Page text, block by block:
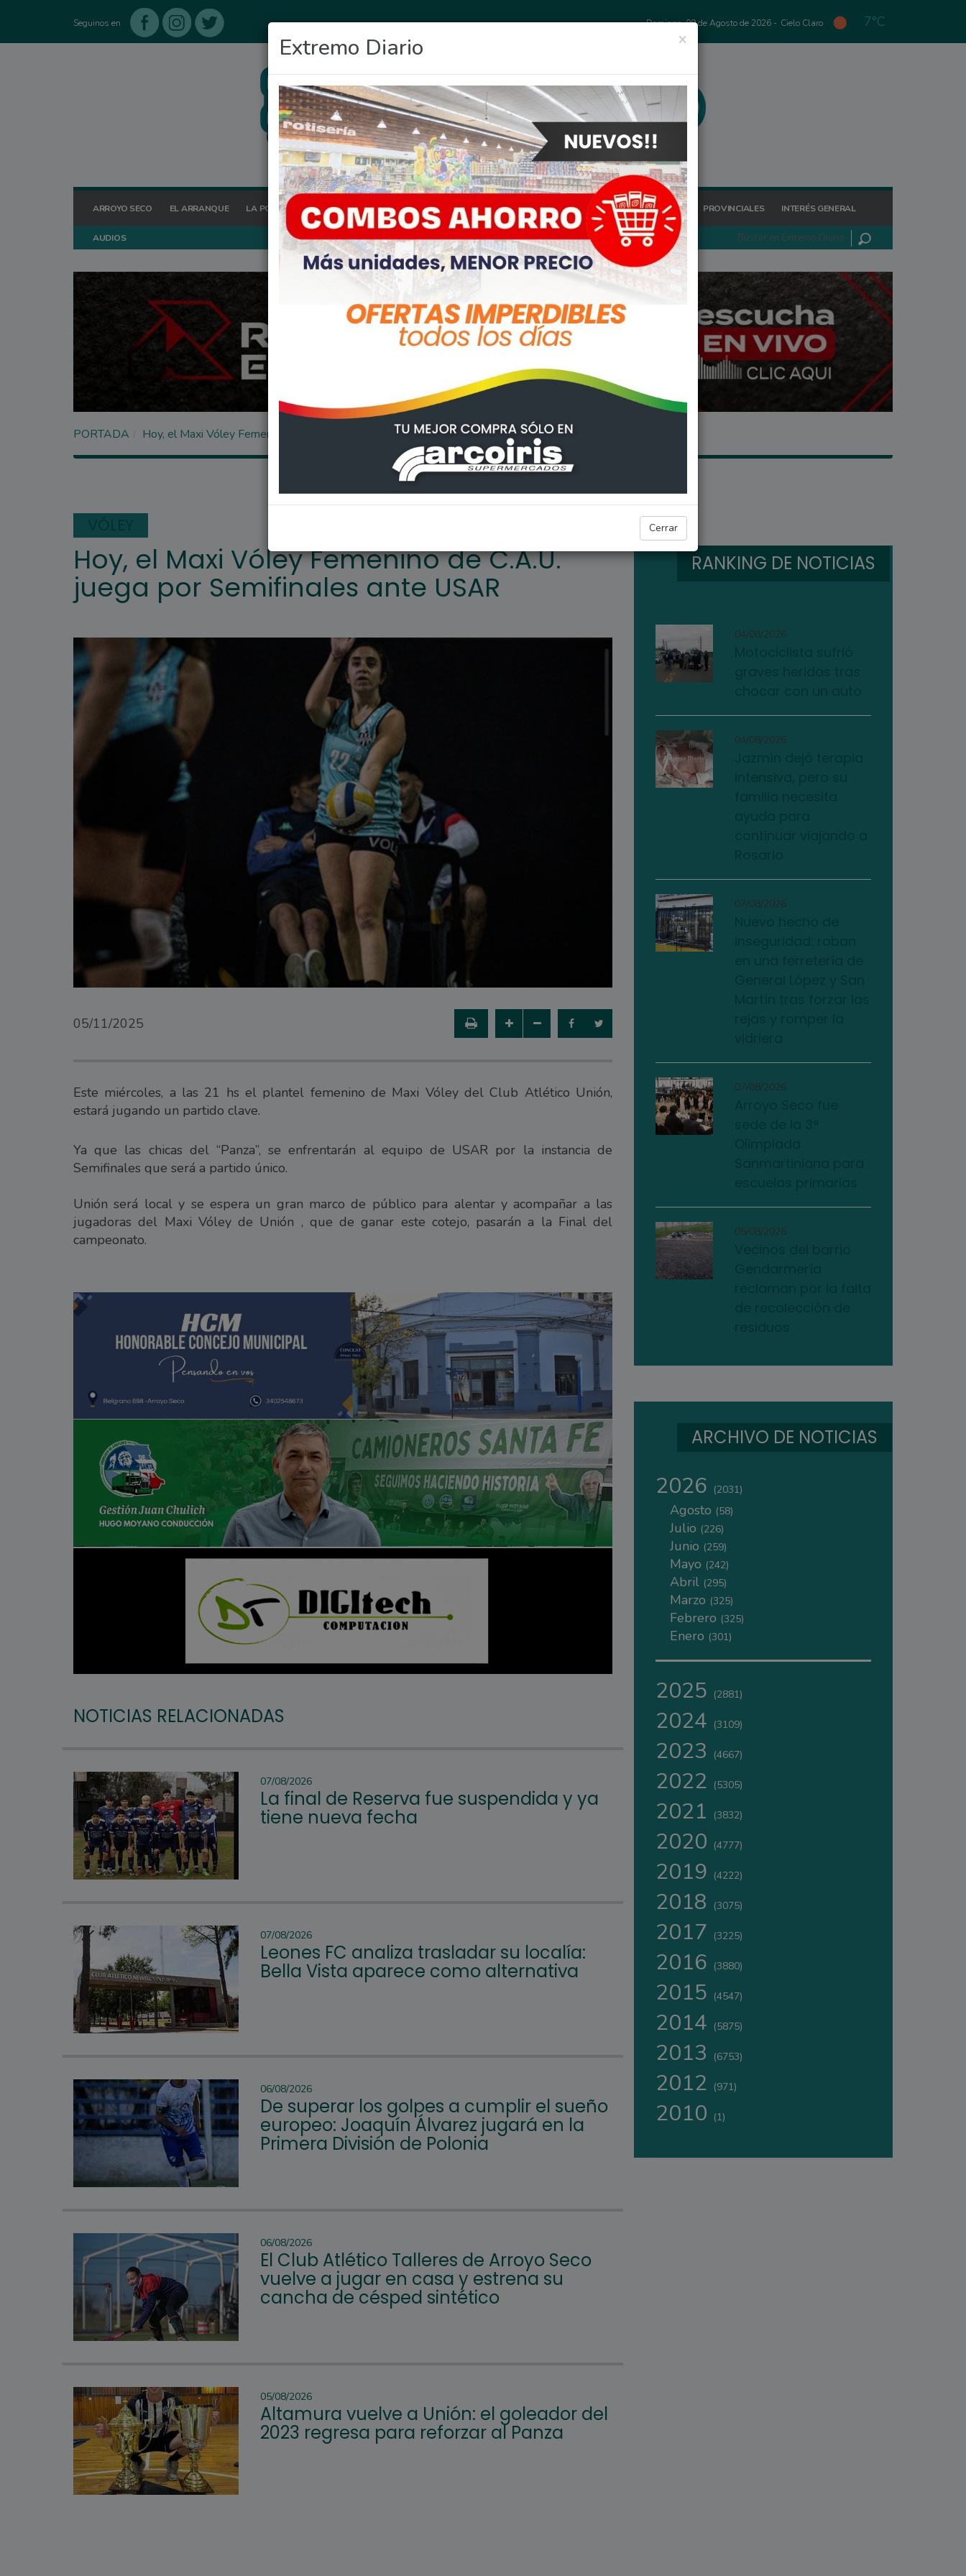
Seguinos en Domingo, 09 de Agosto de 2026 - Cielo Claro 7°C
ARROYO SECO EL ARRANQUE LA POSTA HOY OCIO DEPORTES FIGHIERA GENERAL LAGOS POLICIALES REGIONALES PROVINCIALES INTERÉS GENERAL
AUDIOS
×
Extremo Diario
Cerrar
PORTADA Hoy, el Maxi Vóley Femenino de C.A.U. juega por Semifinales ante USAR
DEPORTES
Hoy, el Maxi Vóley Femenino de C.A.U.
juega por Semifinales ante USAR
05/11/2025
Este miércoles, a las 21 hs el plantel femenino de Maxi Vóley del Club Atlético Unión,
estará jugando un partido clave.
Ya que las chicas del “Panza”, se enfrentarán al equipo de USAR por la instancia de
Semifinales que será a partido único.
Unión será local y se espera un gran marco de público para alentar y acompañar a las
jugadoras del Maxi Vóley de Unión , que de ganar este cotejo, pasarán a la Final del
campeonato.
NOTICIAS RELACIONADAS
07/08/2026
La final de Reserva fue suspendida y ya
tiene nueva fecha
07/08/2026
Leones FC analiza trasladar su localía:
Bella Vista aparece como alternativa
06/08/2026
De superar los golpes a cumplir el sueño
europeo: Joaquín Álvarez jugará en la
Primera División de Polonia
06/08/2026
El Club Atlético Talleres de Arroyo Seco
vuelve a jugar en casa y estrena su
cancha de césped sintético
05/08/2026
Altamura vuelve a Unión: el goleador del
2023 regresa para reforzar al Panza
RANKING DE NOTICIAS
04/08/2026
04/08/2026
07/08/2026
07/08/2026
05/08/2026
ARCHIVO DE NOTICIAS
2026 (2031)
Agosto (58)
Julio (226)
Junio (259)
Mayo (242)
Abril (295)
Marzo (325)
Febrero (325)
Enero (301)
2025 (2881)
2024 (3109)
2023 (4667)
2022 (5305)
2021 (3832)
2020 (4777)
2019 (4222)
2018 (3075)
2017 (3225)
2016 (3880)
2015 (4547)
2014 (5875)
2013 (6753)
2012 (971)
2010 (1)